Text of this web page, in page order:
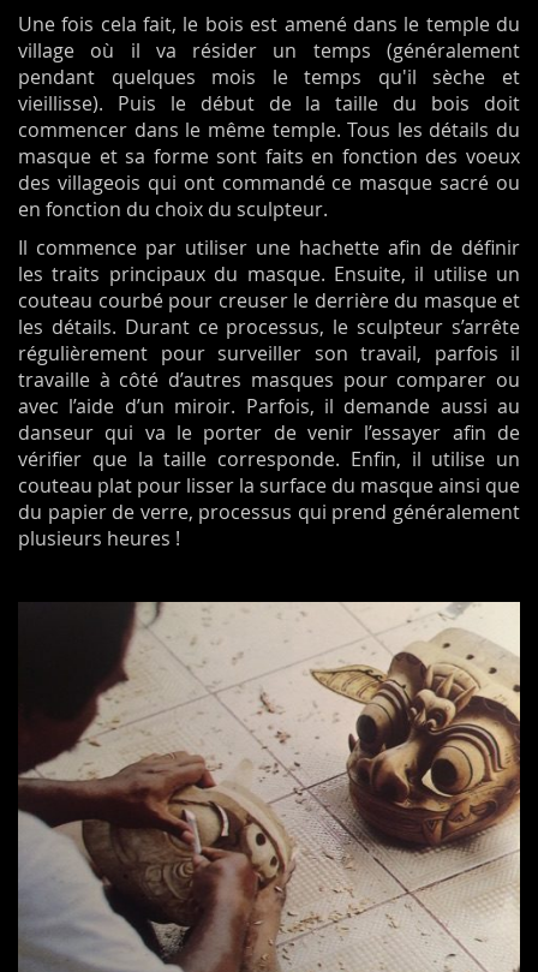
Une fois cela fait, le bois est amené dans le temple du
village où il va résider un temps (généralement
pendant quelques mois le temps qu'il sèche et
vieillisse). Puis le début de la taille du bois doit
commencer dans le même temple. Tous les détails du
masque et sa forme sont faits en fonction des voeux
des villageois qui ont commandé ce masque sacré ou
en fonction du choix du sculpteur.
Il commence par utiliser une hachette afin de définir
les traits principaux du masque. Ensuite, il utilise un
couteau courbé pour creuser le derrière du masque et
les détails. Durant ce processus, le sculpteur s’arrête
régulièrement pour surveiller son travail, parfois il
travaille à côté d’autres masques pour comparer ou
avec l’aide d’un miroir. Parfois, il demande aussi au
danseur qui va le porter de venir l’essayer afin de
vérifier que la taille corresponde. Enfin, il utilise un
couteau plat pour lisser la surface du masque ainsi que
du papier de verre, processus qui prend généralement
plusieurs heures !